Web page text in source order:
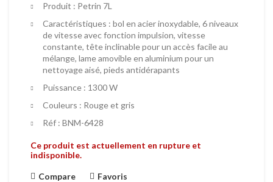
Produit : Petrin 7L
Caractéristiques : bol en acier inoxydable, 6 niveaux
de vitesse avec fonction impulsion, vitesse
constante, tête inclinable pour un accès facile au
mélange, lame amovible en aluminium pour un
nettoyage aisé, pieds antidérapants
Puissance : 1300 W
Couleurs : Rouge et gris
Réf : BNM-6428
Ce produit est actuellement en rupture et
indisponible.
Compare Favoris